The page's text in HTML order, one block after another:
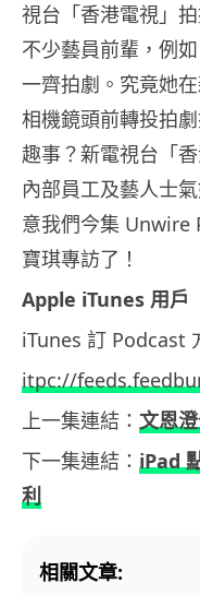
視台「香港電視」
不少藝員前輩，例
一齊拍劇。究竟她
相機鏡頭前轉投拍
趣事？新電視台「
內部員工及藝人士
意我們今集 Unwire
寶琪專訪了！
Apple iTunes 用戶
iTunes 訂 Podcast
itpc://
上一集連結： 文恩
下一集連結： iPad
利
相關文章: